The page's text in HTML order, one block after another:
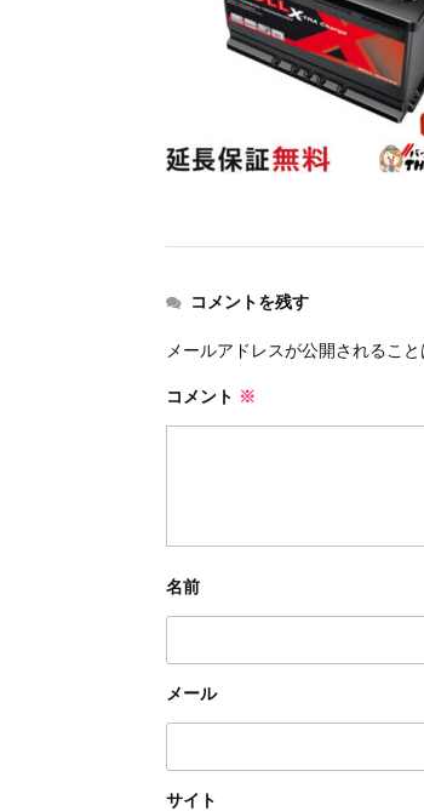
コメントを残す
メールアドレスが公開されること
コメント ※
名前
メール
サイト